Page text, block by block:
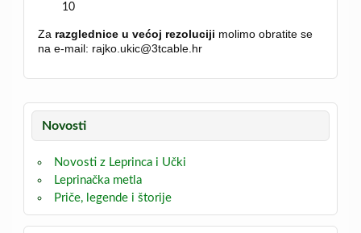
10
Za razglednice u većoj rezoluciji molimo obratite se
na e-mail: rajko.ukic@3tcable.hr
Novosti
Novosti z Leprinca i Učki
Leprinačka metla
Priče, legende i štorije